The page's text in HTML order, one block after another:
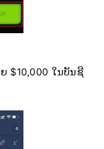
$10,000 ໃນບັນຊີ